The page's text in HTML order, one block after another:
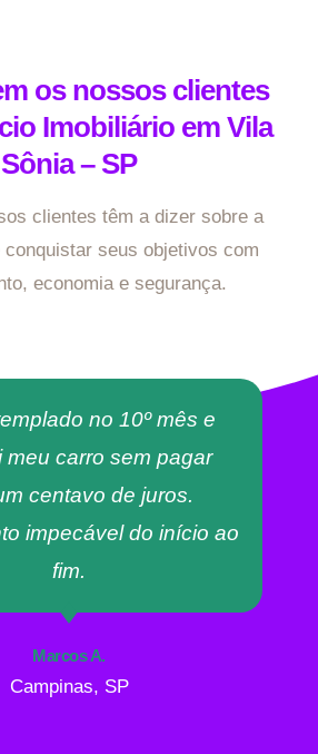
os nossos clientes
Imobiliário em Vila
Sônia – SP
clientes têm a dizer sobre a
seus objetivos com
economia e segurança.
no 10º mês e
meu carro sem pagar
centavo de juros.
impecável do início ao
fim.
Marcos A.
Campinas, SP